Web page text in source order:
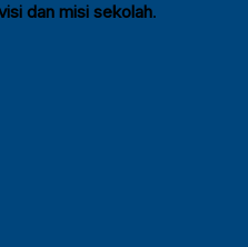
dan misi sekolah.